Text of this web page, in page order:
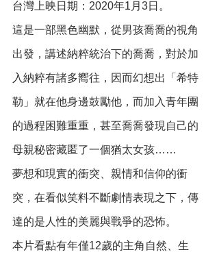
台灣上映日期：2020年1月3日。
這是一部黑色幽默，從男孩喬喬的視角
出發，講述納粹統治下的喬喬，對於加
入納粹有諸多嚮往，因而幻想出「希特
勒」就在他身邊鼓勵他，而加入青年團
的過程困難重重，甚至喬喬發現自己的
母親秘密藏匿了一個猶太女孩……
夢想和現實的衝突、親情和信仰的衝
突，在看似笑料不斷劇情表現之下，傳
達的是人性的美麗與戰爭的恐怖。
本片看點有年僅12歲的主角自然、生